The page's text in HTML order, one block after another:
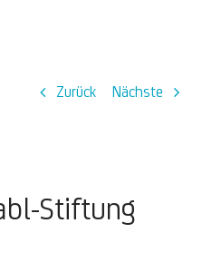
Zurück Nächste
Stiftung